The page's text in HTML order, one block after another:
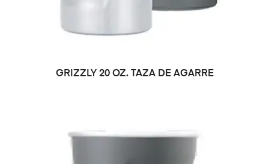
LEER MÁS
GRIZZLY 20 OZ. TAZA DE AGARRE